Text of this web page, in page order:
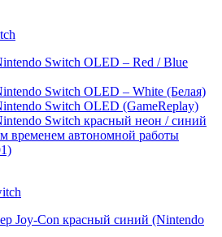
Switch OLED – Red / Blue
Switch OLED – White (Белая)
Switch OLED (GameReplay)
Switch красный неон / синий
временем автономной работы
Joy-Con красный синий (Nintendo